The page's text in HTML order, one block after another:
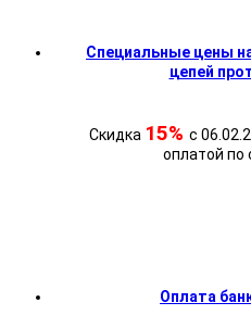
Специальные цены
цепей
Скидка 15% с
оплатой по
Оплата